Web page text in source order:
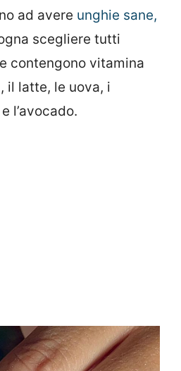
ad avere unghie sane,
scegliere tutti
contengono vitamina
il latte, le uova, i
l’avocado.